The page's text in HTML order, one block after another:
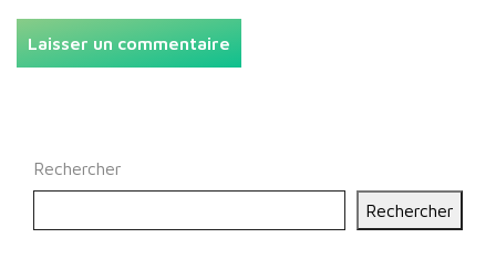
Rechercher
Rechercher